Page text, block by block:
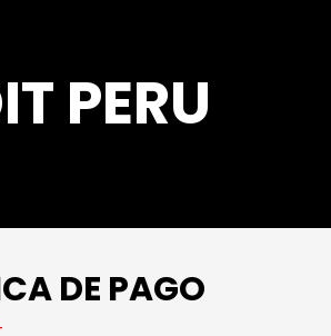
PERU
DE PAGO